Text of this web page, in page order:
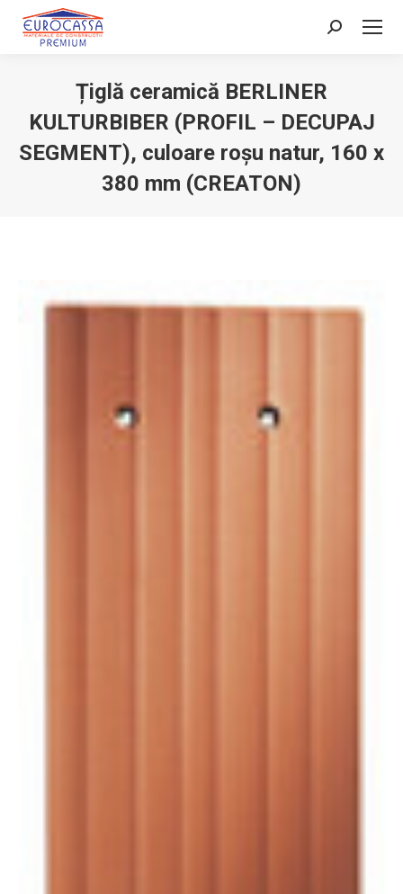
Search:
Țiglă ceramică BERLINER
KULTURBIBER (PROFIL – DECUPAJ
SEGMENT), culoare roșu natur, 160 x
380 mm (CREATON)